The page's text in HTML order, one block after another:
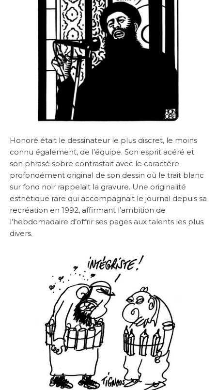
Honoré était le dessinateur le plus discret, le moins
connu également, de l’équipe. Son esprit acéré et
son phrasé sobre contrastait avec le caractère
profondément original de son dessin où le trait blanc
sur fond noir rappelait la gravure. Une originalité
esthétique rare qui accompagnait le journal depuis sa
recréation en 1992, affirmant l’ambition de
l’hebdomadaire d’offrir ses pages aux talents les plus
divers.